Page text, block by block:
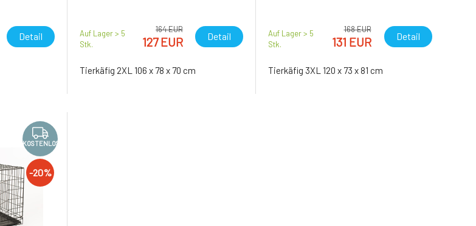
Detail
Auf Lager > 5
Stk.
164 EUR
127 EUR Detail
Tierkäfig 2XL 106 x 78 x 70 cm
Auf Lager > 5
Stk.
168 EUR
131 EUR Detail
Tierkäfig 3XL 120 x 73 x 81 cm
KOSTENLOS
-20%